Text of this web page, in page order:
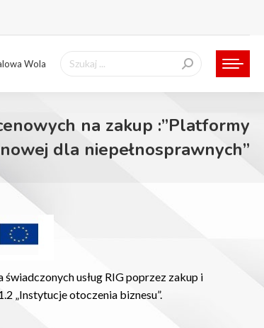
Wola Szukaj:
na zakup :”Platformy
dla niepełnosprawnych”
usług RIG poprzez zakup i
„Instytucje otoczenia biznesu”.